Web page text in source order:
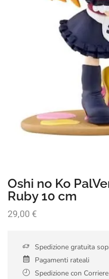
Oshi no Ko
Ruby 10 cm
29,00 €
Spedizione gratuita
Pagamenti rateali
Spedizione con